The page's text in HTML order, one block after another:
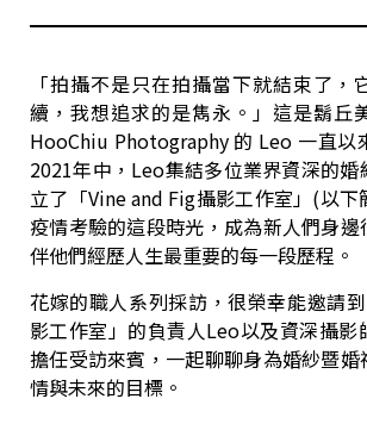
「拍攝不是只在拍攝當下就結束了，
續，我想追求的是雋永。」這是鬍丘
HooChiu Photography 的 Leo 一直以
2021年中，Leo集結多位業界資深的
立了「Vine and Fig攝影工作室」(以下
疫情考驗的這段時光，成為新人們身
伴他們經歷人生最重要的每一段歷程。
花嫁的職人系列採訪，很榮幸能邀請
影工作室」的負責人Leo以及資深攝影
擔任受訪來賓，一起聊聊身為婚紗暨
情與未來的目標。